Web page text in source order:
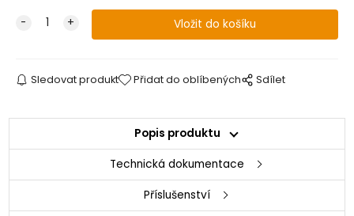
Sledovat produkt Přidat do oblíbených Sdílet
Popis produktu
Technická dokumentace
Příslušenství